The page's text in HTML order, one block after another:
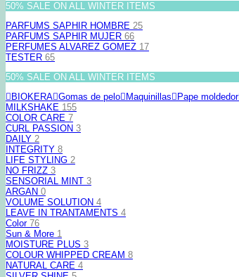
50% SALE ON ALL WINTER ITEMS
PARFUMS SAPHIR HOMBRE 25
PARFUMS SAPHIR MUJER 66
PERFUMES ALVAREZ GOMEZ 17
TESTER 65
50% SALE ON ALL WINTER ITEMS
BIOKERA Gomas de pelo Maquinillas Pape moldedor
MILKSHAKE 155
COLOR CARE 7
CURL PASSION 3
DAILY 2
INTEGRITY 8
LIFE STYLING 2
NO FRIZZ 3
SENSORIAL MINT 3
ARGAN 0
VOLUME SOLUTION 4
LEAVE IN TRANTAMENTS 4
Color 76
Sun & More 1
MOISTURE PLUS 3
COLOUR WHIPPED CREAM 8
NATURAL CARE 4